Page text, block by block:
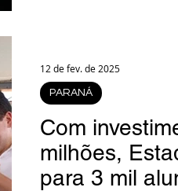
Com
milhões,
para 3 mil
PARANÁ
12 de fev. de 2025